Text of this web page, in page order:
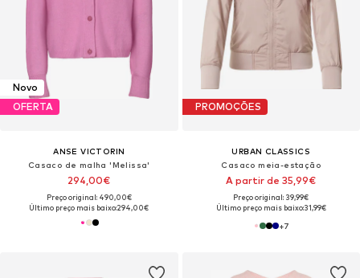
Novo
OFERTA
ANSE VICTORIN
Casaco de malha 'Melissa'
294,00€
Preço original: 490,00€
Último preço mais baixo:294,00€
PROMOÇÕES
URBAN CLASSICS
Casaco meia-estação
A partir de 35,99€
Preço original: 39,99€
Último preço mais baixo:31,99€
+7